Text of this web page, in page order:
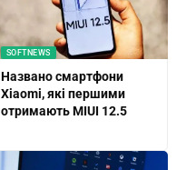
SOFTNEWS
Названо смартфони
Xiaomi, які першими
отримають MIUI 12.5